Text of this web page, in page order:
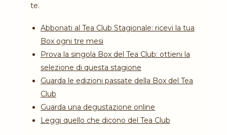
te.
Abbonati al Tea Club Stagionale: ricevi la tua
Box ogni tre mesi
Prova la singola Box del Tea Club: ottieni la
selezione di questa stagione
Guarda le edizioni passate della Box del Tea
Club
Guarda una degustazione online
Leggi quello che dicono del Tea Club